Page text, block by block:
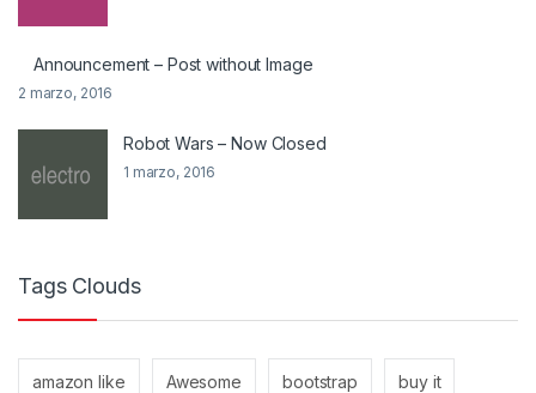
Announcement – Post without Image
2 marzo, 2016
Robot Wars – Now Closed
1 marzo, 2016
Tags Clouds
amazon like Awesome bootstrap buy it